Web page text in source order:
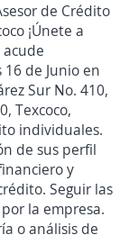
de Crédito
¡Únete a
de Junio en
Sur No. 410,
Texcoco,
individuales.
de sus perfil
y
Seguir las
la empresa.
o análisis de